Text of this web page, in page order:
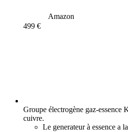
Amazon
499 €
Groupe électrogène gaz-
cuivre.
Le generateur à essence a